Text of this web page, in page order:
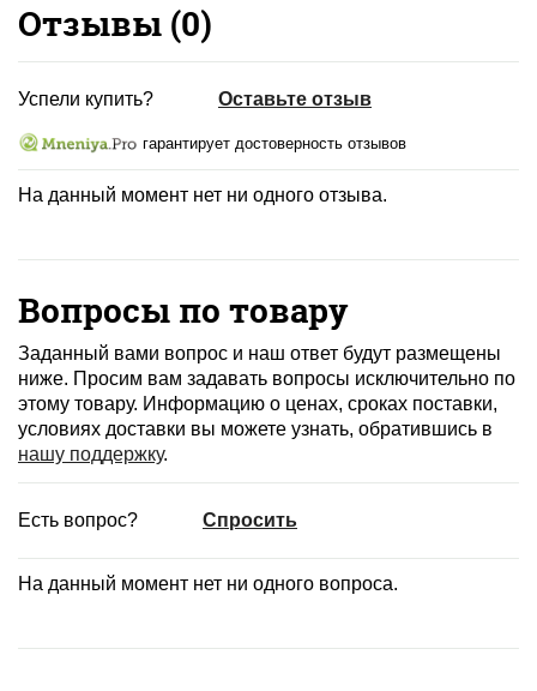
Отзывы (0)
Успели купить? Оставьте отзыв
гарантирует достоверность отзывов
На данный момент нет ни одного отзыва.
Вопросы по товару
Заданный вами вопрос и наш ответ будут размещены
ниже. Просим вам задавать вопросы исключительно по
этому товару. Информацию о ценах, сроках поставки,
условиях доставки вы можете узнать, обратившись в
нашу поддержку.
Есть вопрос? Спросить
На данный момент нет ни одного вопроса.